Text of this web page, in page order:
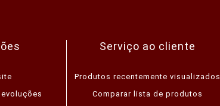
Serviço ao cliente
Produtos recentemente visualizados
Comparar lista de produtos